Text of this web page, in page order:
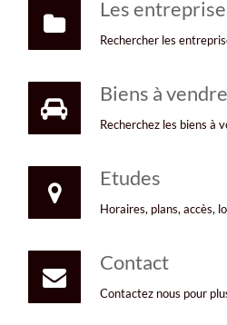
Les
Rechercher les
Biens à vendre
Recherchez les biens à
Etudes
Horaires, plans, accès,
Contact
Contactez nous pour